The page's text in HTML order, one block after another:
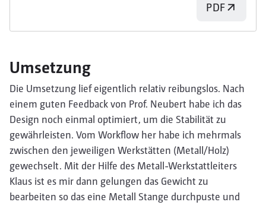
PDF
Umsetzung
Die Umsetzung lief eigentlich relativ reibungslos. Nach
einem guten Feedback von Prof. Neubert habe ich das
Design noch einmal optimiert, um die Stabilität zu
gewährleisten. Vom Workflow her habe ich mehrmals
zwischen den jeweiligen Werkstätten (Metall/Holz)
gewechselt. Mit der Hilfe des Metall-Werkstattleiters
Klaus ist es mir dann gelungen das Gewicht zu
bearbeiten so das eine Metall Stange durchpuste und